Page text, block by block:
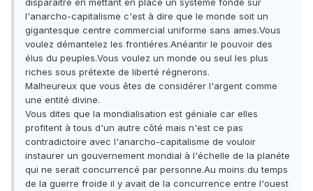
disparaitre en mettant en place un systéme fondé sur
l'anarcho-capitalisme c'est à dire que le monde soit un
gigantesque centre commercial uniforme sans ames.Vous
voulez démantelez les frontiéres.Anéantir le pouvoir des
élus du peuples.Vous voulez un monde ou seul les plus
riches sous prétexte de liberté régnerons.
Malheureux que vous êtes de considérer l'argent comme
une entité divine.
Vous dites que la mondialisation est géniale car elles
profitent à tous d'un autre côté mais n'est ce pas
contradictoire avec l'anarcho-capitalisme de vouloir
instaurer un gouvernement mondial à l'échelle de la planéte
qui ne serait concurrencé par personne.Au moins du temps
de la guerre froide il y avait de la concurrence entre l'ouest